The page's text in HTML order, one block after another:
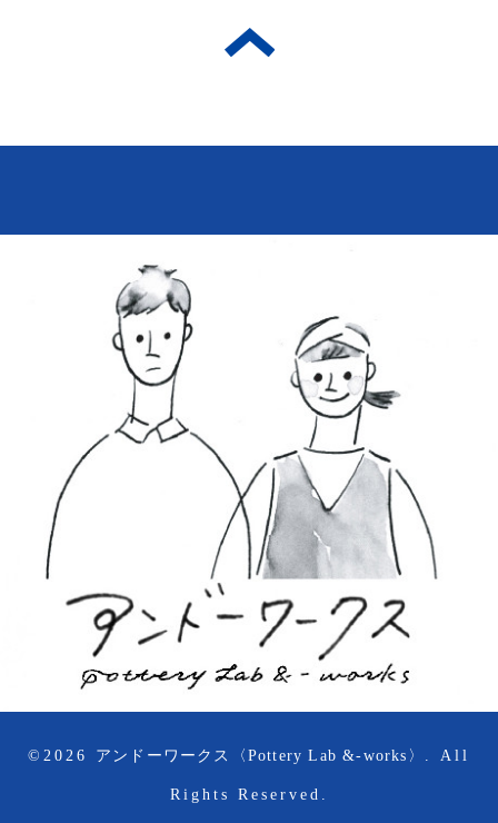
©2026 アンドーワークス〈Pottery Lab &-works〉 . All
Rights Reserved.